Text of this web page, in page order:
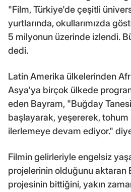
"Film, Türkiye'de çeşitli
yurtlarında, okullarımızda
5 milyonun üzerinde izlendi.
dedi.
Latin Amerika ülkelerinden
Asya'ya birçok ülkede
eden Bayram, "Buğday
başlayarak, yeşererek,
ilerlemeye devam ediyor."
Filmin gelirleriyle engelsiz
projelerinin olduğunu aktaran
projesinin bittiğini, yakın